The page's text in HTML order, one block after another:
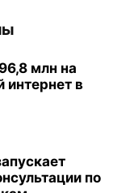
млн на
интернет в
по